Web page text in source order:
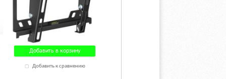
Добавить в корзину
Добавить к сравнению